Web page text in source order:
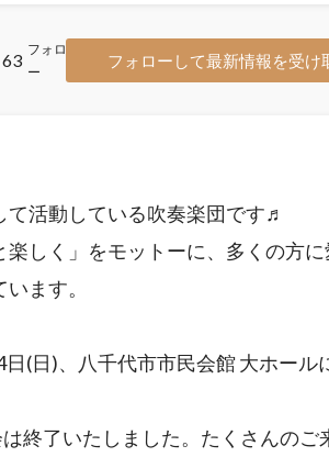
63
フォロワ
ー
フォローして最新情報を受け
活動している吹奏楽団です♬
楽しく」をモットーに、多くの方
ます。
(日)、八千代市市民会館 大ホール
終了いたしました。たくさんのご